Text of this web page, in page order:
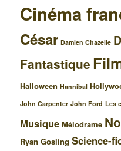
Cinéma
César Damien Chazelle
Fantastique
Halloween Hannibal
John Carpenter John Ford Les
Musique Mélodrame
Ryan Gosling Science-